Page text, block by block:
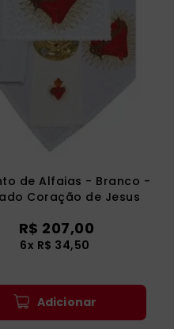
de Alfaias - Branco -
Coração de Jesus
R$ 207,00
6x R$ 34,50
Adicionar